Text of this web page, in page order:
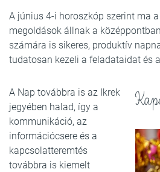
A június 4-i horoszkóp szerint ma
megoldások állnak a
számára is sikeres, produktív
tudatosan kezeli a feladataidat és
A Nap továbbra is az Ikrek
jegyében halad, így a
kommunikáció, az
információcsere és a
kapcsolatteremtés
továbbra is kiemelt